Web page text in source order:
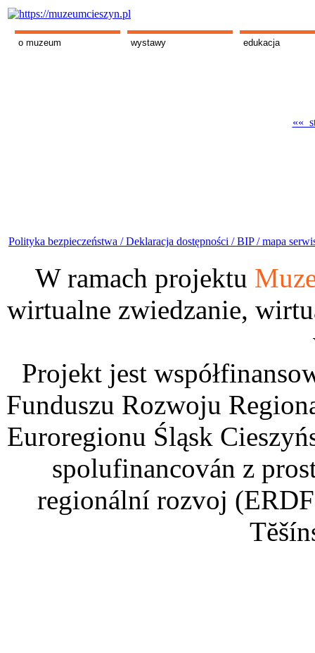
o muzeum wystawy edukacja
««
Polityka bezpieczeństwa /Deklaracja dostępności /BIP /mapa
W ramach projektu
wirtualne zwiedzanie,
Projekt jest
Funduszu Rozwoju
Euroregionu Śląsk
spolufinancován z
regionální rozvoj